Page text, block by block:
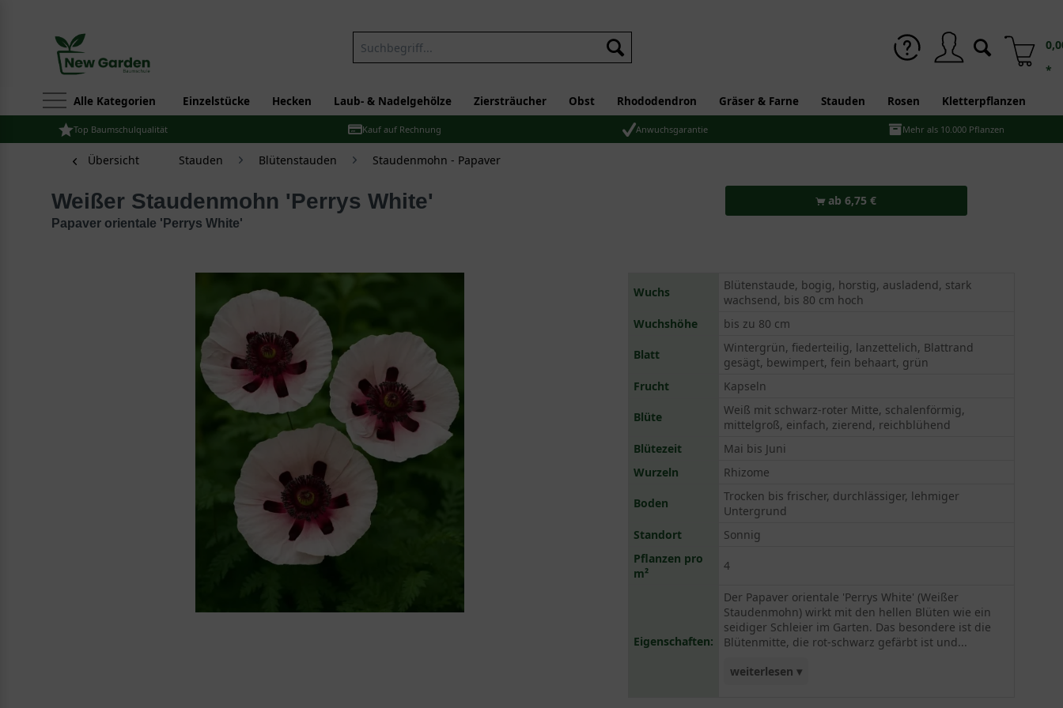
*
Alle Kategorien Einzelstücke Hecken Laub- & Nadelgehölze Ziersträucher Obst Rhododendron Gräser & Farne Stauden Rosen Kletterpflanzen
Top Baumschulqualität Kauf auf Rechnung Anwuchsgarantie Mehr als 10.000 Pflanzen
Übersicht Stauden Blütenstauden Staudenmohn - Papaver
Weißer Staudenmohn 'Perrys White'
Papaver orientale 'Perrys White'
ab 6,75 €
Wuchs
Blütenstaude, bogig, horstig, ausladend, stark
wachsend, bis 80 cm hoch
Wuchshöhe
bis zu 80 cm
Blatt
Wintergrün, fiederteilig, lanzettelich, Blattrand
gesägt, bewimpert, fein behaart, grün
Frucht
Kapseln
Blüte
Weiß mit schwarz-roter Mitte, schalenförmig,
mittelgroß, einfach, zierend, reichblühend
Blütezeit
Mai bis Juni
Wurzeln
Rhizome
Boden
Trocken bis frischer, durchlässiger, lehmiger
Untergrund
Standort
Sonnig
Pflanzen pro
m²
4
Eigenschaften:
Der Papaver orientale 'Perrys White' (Weißer
Staudenmohn) wirkt mit den hellen Blüten wie ein
seidiger Schleier im Garten. Das besondere ist die
Blütenmitte, die rot-schwarz gefärbt ist und...
weiterlesen ▾